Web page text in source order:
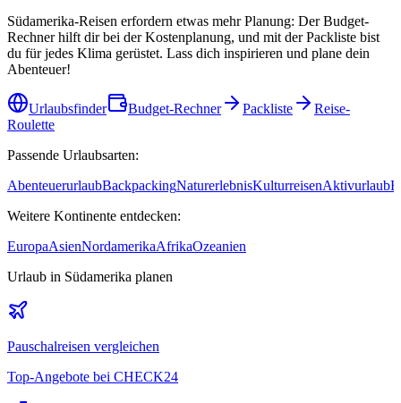
Südamerika-Reisen erfordern etwas mehr Planung: Der Budget-
Rechner hilft dir bei der Kostenplanung, und mit der Packliste bist
du für jedes Klima gerüstet. Lass dich inspirieren und plane dein
Abenteuer!
Urlaubsfinder Budget-Rechner Packliste
Reise-
Roulette
Passende Urlaubsarten:
AbenteuerurlaubBackpackingNaturerlebnisKulturreisenAktivurlaub
Weitere Kontinente entdecken:
EuropaAsienNordamerikaAfrikaOzeanien
Urlaub in Südamerika planen
Pauschalreisen vergleichen
Top-Angebote bei CHECK24